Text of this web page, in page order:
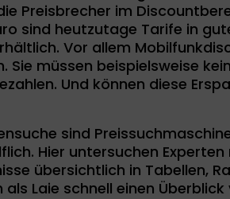
Preisbrecher im
sind heutzutage Tarife in
Vor allem
Sie müssen beispielsweise
Und können diese
sind
Hier untersuchen
übersichtlich in Tabellen,
Laie schnell einen